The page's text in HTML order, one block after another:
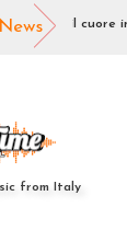
Con il cuore in
from Italy